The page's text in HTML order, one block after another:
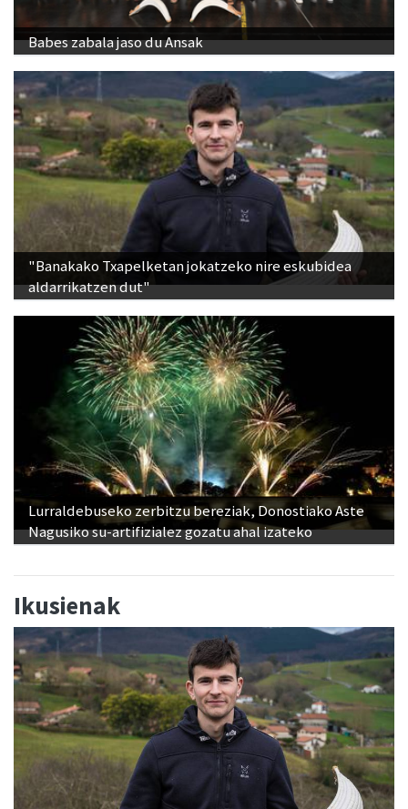
Babes zabala jaso du Ansak
"Banakako Txapelketan jokatzeko nire eskubidea
aldarrikatzen dut"
Lurraldebuseko zerbitzu bereziak, Donostiako Aste
Nagusiko su-artifizialez gozatu ahal izateko
Ikusienak